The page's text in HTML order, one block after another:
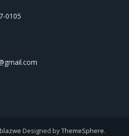
0105
blazwe Designed byThemeSphere.